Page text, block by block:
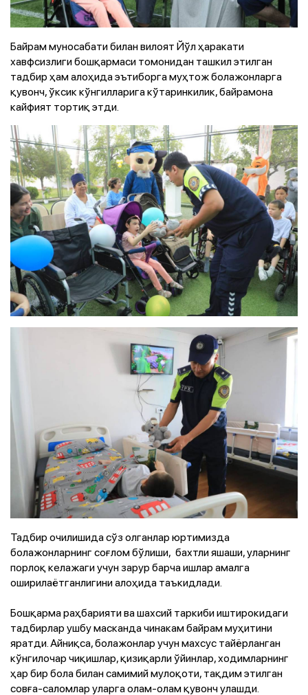
Байрам муносабати билан вилоят Йўл ҳаракати
хавфсизлиги бошқармаси томонидан ташкил этилган
тадбир ҳам алоҳида эътиборга муҳтож болажонларга
қувонч, ўксик кўнгилларига кўтаринкилик, байрамона
кайфият тортиқ этди.
Тадбир очилишида сўз олганлар юртимизда
болажонларнинг соғлом бўлиши, бахтли яшаши, уларнинг
порлоқ келажаги учун зарур барча ишлар амалга
оширилаётганлигини алоҳида таъкидлади.
Бошқарма раҳбарияти ва шахсий таркиби иштирокидаги
тадбирлар ушбу масканда чинакам байрам муҳитини
яратди. Айниқса, болажонлар учун махсус тайёрланган
кўнгилочар чиқишлар, қизиқарли ўйинлар, ходимларнинг
ҳар бир бола билан самимий мулоқоти, тақдим этилган
совға-саломлар уларга олам-олам қувонч улашди.